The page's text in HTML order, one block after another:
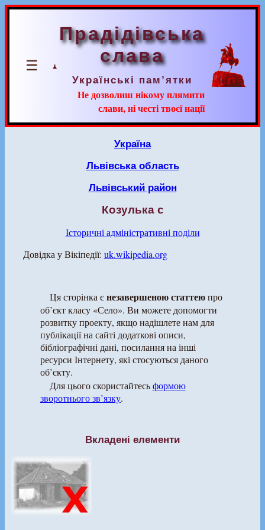
☰
Прадідівська
слава
Українські пам’ятки
Не дозволиш нікому плямити
слави, ні честі твоєї нації
Україна
Львівська область
Львівський район
Козулька с
Історичні адміністративні поділи
Довідка у Вікіпедії: uk.wikipedia.org
Ця сторінка єнезавершеною статтеюпро
об’єкт класу «Село». Ви можете допомогти
розвитку проекту, якщо надішлете нам для
публікації на сайті додаткові описи,
бібліографічні дані, посилання на інші
ресурси Інтернету, які стосуються даного
об’єкту.
Для цього скористайтесьформою
зворотнього зв’язку.
Вкладені елементи